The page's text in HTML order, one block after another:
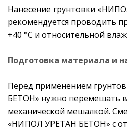
Нанесение грунтовки
рекомендуется проводить
+40 °С и относительной
Подготовка материала и
Перед применением
БЕТОН» нужно перемешать
механической мешалкой.
«НИПОЛ УРЕТАН БЕТОН» с